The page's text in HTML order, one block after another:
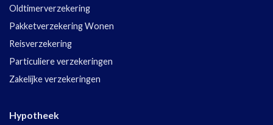
Oldtimerverzekering
Pakketverzekering Wonen
Reisverzekering
Particuliere verzekeringen
Zakelijke verzekeringen
Hypotheek